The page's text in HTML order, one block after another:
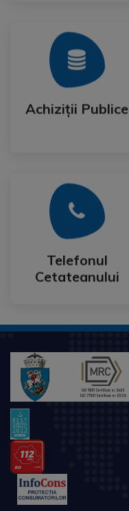
Achiziții Publice
Achiziții Publice
Mai Mult
Telefonul
Cetateanului
Telefonul
Cetateanului
Mai Mult